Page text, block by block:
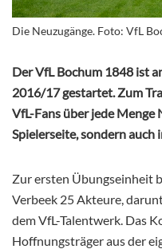
Die Neuzugänge. Foto: VfL
Der VfL Bochum 1848 ist
2016/17 gestartet. Zum
VfL-Fans über jede Menge
Spielerseite, sondern auch
Zur ersten Übungseinheit
Verbeek 25 Akteure,
dem VfL-Talentwerk. Das
Hoffnungsträger aus der